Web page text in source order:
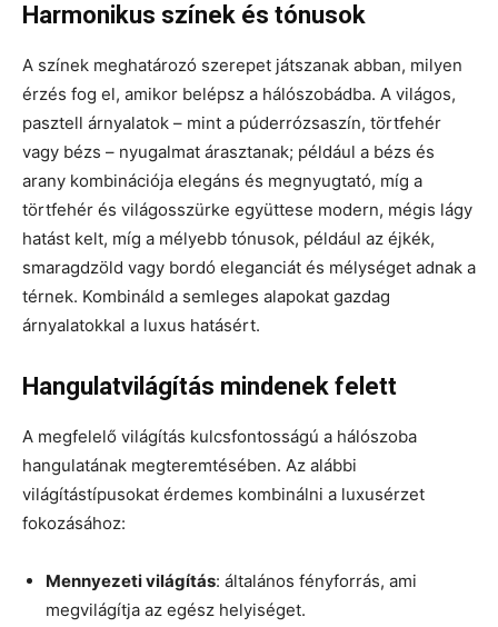
Harmonikus színek és tónusok
A színek meghatározó szerepet játszanak abban, milyen
érzés fog el, amikor belépsz a hálószobádba. A világos,
pasztell árnyalatok – mint a púderrózsaszín, törtfehér
vagy bézs – nyugalmat árasztanak; például a bézs és
arany kombinációja elegáns és megnyugtató, míg a
törtfehér és világosszürke együttese modern, mégis lágy
hatást kelt, míg a mélyebb tónusok, például az éjkék,
smaragdzöld vagy bordó eleganciát és mélységet adnak a
térnek. Kombináld a semleges alapokat gazdag
árnyalatokkal a luxus hatásért.
Hangulatvilágítás mindenek felett
A megfelelő világítás kulcsfontosságú a hálószoba
hangulatának megteremtésében. Az alábbi
világítástípusokat érdemes kombinálni a luxusérzet
fokozásához:
Mennyezeti világítás: általános fényforrás, ami
megvilágítja az egész helyiséget.